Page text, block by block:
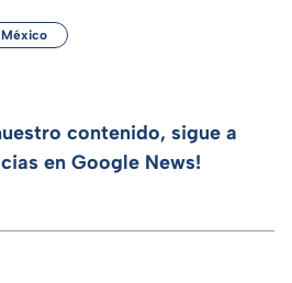
contenido, sigue a
en Google News!